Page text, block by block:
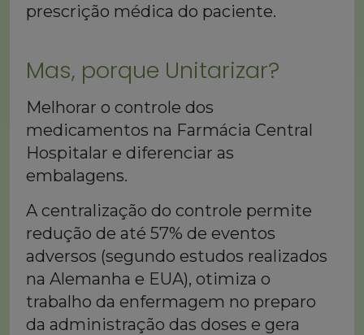
prescrição médica do paciente.
Mas, porque Unitarizar?
Melhorar o controle dos
medicamentos na Farmácia Central
Hospitalar e diferenciar as
embalagens.
A centralização do controle permite
redução de até 57% de eventos
adversos (segundo estudos realizados
na Alemanha e EUA), otimiza o
trabalho da enfermagem no preparo
da administração das doses e gera